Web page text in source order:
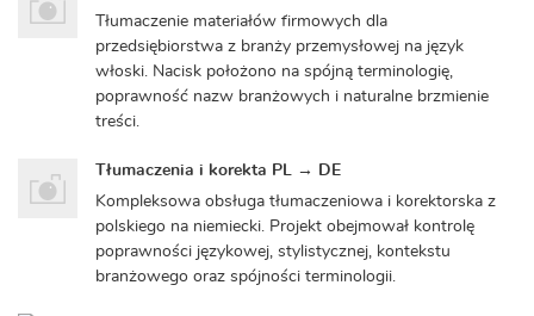
Tłumaczenie materiałów firmowych dla
przedsiębiorstwa z branży przemysłowej na język
włoski. Nacisk położono na spójną terminologię,
poprawność nazw branżowych i naturalne brzmienie
treści.
Tłumaczenia i korekta PL → DE
Kompleksowa obsługa tłumaczeniowa i korektorska z
polskiego na niemiecki. Projekt obejmował kontrolę
poprawności językowej, stylistycznej, kontekstu
branżowego oraz spójności terminologii.